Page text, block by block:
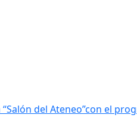
del Ateneo”con el